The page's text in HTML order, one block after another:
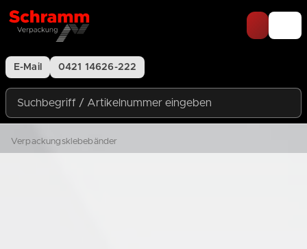
E-Mail 0421 14626-222
Suchbegriff / Artikelnummer eingeben
Verpackungsklebebänder